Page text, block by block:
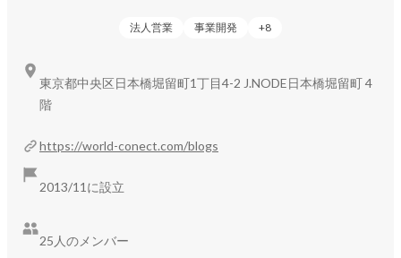
法人営業 事業開発 +8
https://world-conect.com/blogs
2013/11に設立
25人のメンバー
東京都中央区日本橋堀留町1丁目4-2 J.NODE日本橋堀留町 4
階